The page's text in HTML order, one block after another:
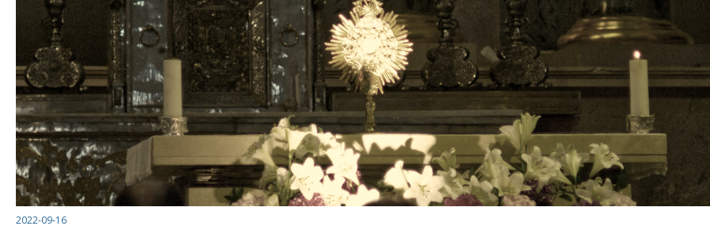
2022-09-16